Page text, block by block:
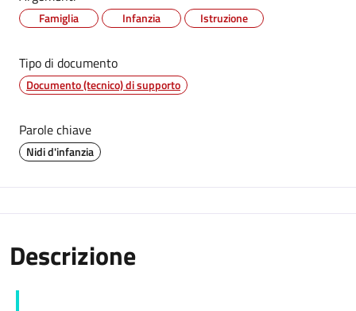
Famiglia Infanzia Istruzione
Tipo di documento
Documento (tecnico) di supporto
Parole chiave
Nidi d'infanzia
Descrizione